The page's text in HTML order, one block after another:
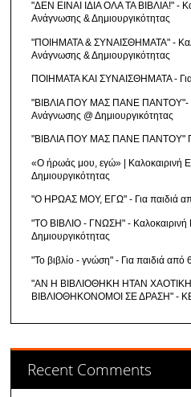
"ΔΕΝ ΕΙΝΑΙ ΙΔΙΑ ΟΛΑ ΤΑ ΒΙΒΛΙΑ!" -
Ανάγνωσης & Δημιουργικότητας
"ΠΟΙΗΜΑΤΑ & ΣΥΝΑΙΣΘΗΜΑΤΑ" -
Ανάγνωσης & Δημιουργικότητας
ΠΟΙΗΜΑΤΑ ΚΑΙ ΣΥΝΑΙΣΘΗΜΑΤΑ - Για
"ΒΙΒΛΙΑ ΠΟΥ ΜΑΣ ΠΑΝΕ ΠΑΝΤΟΥ"-
Ανάγνωσης @ Δημιουργικότητας
"ΒΙΒΛΙΑ ΠΟΥ ΜΑΣ ΠΑΝΕ ΠΑΝΤΟΥ"
«Ο ήρωάς μου, εγώ» | Καλοκαιρινή
Δημιουργικότητας
"Ο ΗΡΩΑΣ ΜΟΥ, ΕΓΩ" - Για παιδιά
"ΤΟ ΒΙΒΛΙΟ - ΓΝΩΣΗ" - Καλοκαιρινή
Δημιουργικότητας
"Το βιβλίο - γνώση" - Για παιδιά από
"ΑΝ Η ΒΙΒΛΙΟΘΗΚΗ ΗΤΑΝ
ΒΙΒΛΙΟΘΗΚΟΝΟΜΟΙ ΣΕ ΔΡΑΣΗ" -
Recent Comments